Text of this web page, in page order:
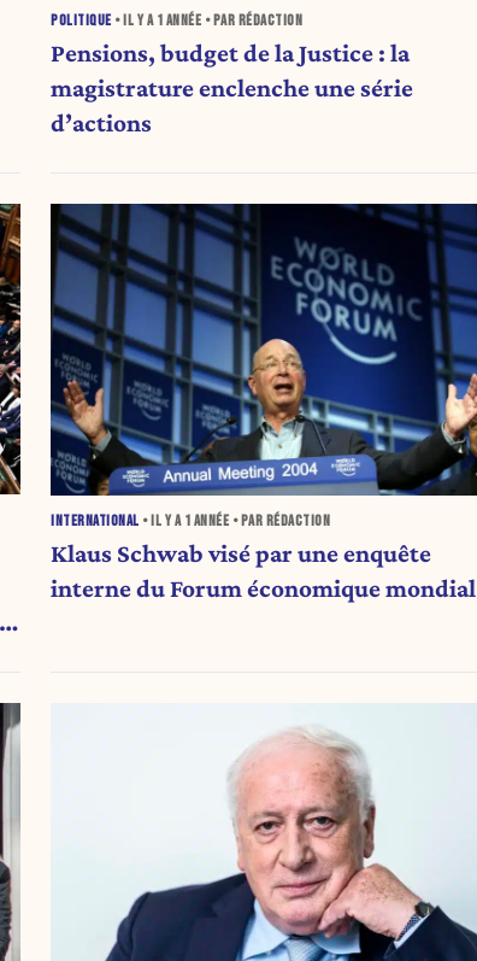
POLITIQUE • IL Y A 1 ANNÉE • PAR RÉDACTION
Pensions, budget de la Justice : la
magistrature enclenche une série
d’actions
INTERNATIONAL • IL Y A 1 ANNÉE • PAR RÉDACTION
Klaus Schwab visé par une enquête
interne du Forum économique mondial